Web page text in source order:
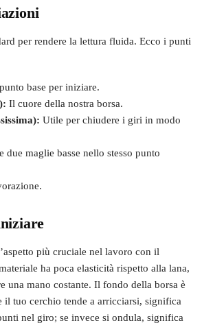
per rendere la lettura fluida. Ecco i punti
base per iniziare.
Il cuore della nostra borsa.
Utile per chiudere i giri in modo
due maglie basse nello stesso punto
più cruciale nel lavoro con il
ha poca elasticità rispetto alla lana,
una mano costante. Il fondo della borsa è
il tuo cerchio tende a arricciarsi, significa
nel giro; se invece si ondula, significa